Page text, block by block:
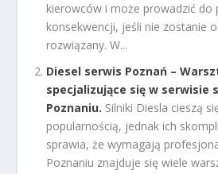
kierowców i może prowadzić do
konsekwencji, jeśli nie zostanie
rozwiązany. W...
Diesel serwis Poznań –
specjalizujące się w serwisie
Poznaniu. Silniki Diesla cieszą
popularnością, jednak ich
sprawia, że wymagają
Poznaniu znajduje się wiele